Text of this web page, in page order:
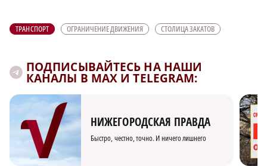
ТРАНСПОРТ ОГРАНИЧЕНИЕ ДВИЖЕНИЯ СТОЛИЦА ЗАКАТОВ
ПОДПИСЫВАЙТЕСЬ НА НАШИ
КАНАЛЫ В MAX И TELEGRAM:
НИЖЕГОРОДСКАЯ ПРАВДА
Быстро, честно, точно. И ничего лишнего